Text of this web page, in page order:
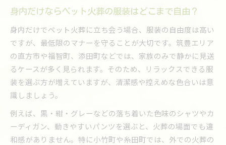
身内だけならペット火葬の服装はどこまで自由？
身内だけでペット火葬に立ち会う場合、服装の自由度は高い
ですが、最低限のマナーを守ることが大切です。筑豊エリア
の直方市や福智町、添田町などでは、家族のみで静かに見送
るケースが多く見られます。そのため、リラックスできる服
装を選ぶ方が増えていますが、清潔感や控えめな色合いは意
識しましょう。
例えば、黒・紺・グレーなどの落ち着いた色味のシャツやカ
ーディガン、動きやすいパンツを選ぶと、火葬の場面でも違
和感がありません。特に小竹町や糸田町では、外での火葬の